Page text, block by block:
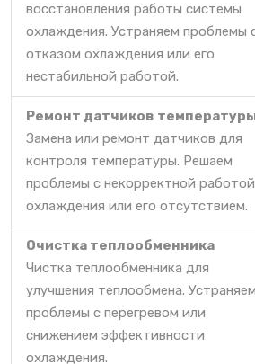
восстановления работы системы
охлаждения. Устраняем проблемы
отказом охлаждения или его
нестабильной работой.
Ремонт датчиков
Замена или ремонт датчиков для
контроля температуры. Решаем
проблемы с некорректной работой
охлаждения или его отсутствием.
Очистка теплообменника
Чистка теплообменника для
улучшения теплообмена. Устраняем
проблемы с перегревом или
снижением эффективности
охлаждения.